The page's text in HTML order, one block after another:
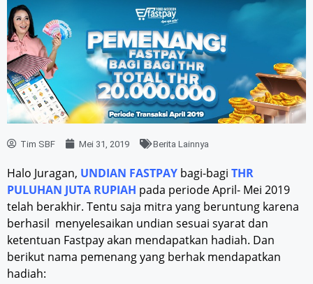
Tim SBF Mei 31, 2019 Berita Lainnya
Halo Juragan, UNDIAN FASTPAY bagi-bagi THR
PULUHAN JUTA RUPIAH pada periode April- Mei 2019
telah berakhir. Tentu saja mitra yang beruntung karena
berhasil menyelesaikan undian sesuai syarat dan
ketentuan Fastpay akan mendapatkan hadiah. Dan
berikut nama pemenang yang berhak mendapatkan
hadiah: